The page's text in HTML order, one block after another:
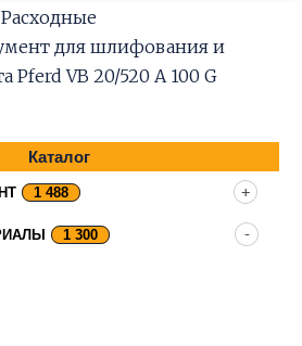
Расходные
для шлифования и
Pferd VB 20/520 A 100 G
Каталог
1 488
1 300